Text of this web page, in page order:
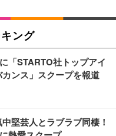
ング
「STARTO社トップアイ
カンス」スクープを報道
堅芸人とラブラブ同棲！